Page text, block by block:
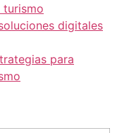
turismo
digitales
para